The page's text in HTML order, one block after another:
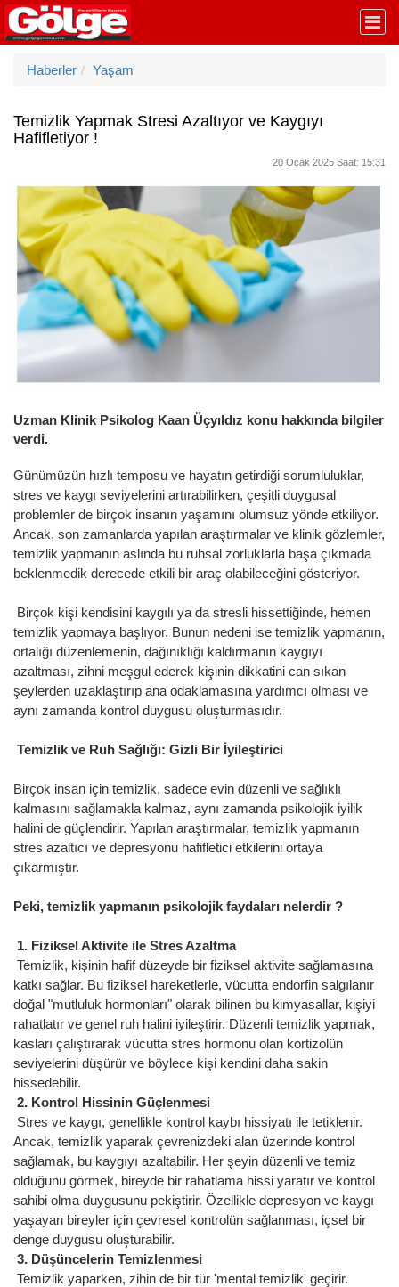
Haberler Yaşam
Temizlik Yapmak Stresi Azaltıyor ve Kaygıyı
Hafifletiyor !
20 Ocak 2025 Saat: 15:31
Uzman Klinik Psikolog Kaan Üçyıldız konu hakkında bilgiler
verdi.
Günümüzün hızlı temposu ve hayatın getirdiği sorumluluklar,
stres ve kaygı seviyelerini artırabilirken, çeşitli duygusal
problemler de birçok insanın yaşamını olumsuz yönde etkiliyor.
Ancak, son zamanlarda yapılan araştırmalar ve klinik gözlemler,
temizlik yapmanın aslında bu ruhsal zorluklarla başa çıkmada
beklenmedik derecede etkili bir araç olabileceğini gösteriyor.
Birçok kişi kendisini kaygılı ya da stresli hissettiğinde, hemen
temizlik yapmaya başlıyor. Bunun nedeni ise temizlik yapmanın,
ortalığı düzenlemenin, dağınıklığı kaldırmanın kaygıyı
azaltması, zihni meşgul ederek kişinin dikkatini can sıkan
şeylerden uzaklaştırıp ana odaklamasına yardımcı olması ve
aynı zamanda kontrol duygusu oluşturmasıdır.
Temizlik ve Ruh Sağlığı: Gizli Bir İyileştirici
Birçok insan için temizlik, sadece evin düzenli ve sağlıklı
kalmasını sağlamakla kalmaz, aynı zamanda psikolojik iyilik
halini de güçlendirir. Yapılan araştırmalar, temizlik yapmanın
stres azaltıcı ve depresyonu hafifletici etkilerini ortaya
çıkarmıştır.
Peki, temizlik yapmanın psikolojik faydaları nelerdir ?
1. Fiziksel Aktivite ile Stres Azaltma
Temizlik, kişinin hafif düzeyde bir fiziksel aktivite sağlamasına
katkı sağlar. Bu fiziksel hareketlerle, vücutta endorfin salgılanır
doğal "mutluluk hormonları" olarak bilinen bu kimyasallar, kişiyi
rahatlatır ve genel ruh halini iyileştirir. Düzenli temizlik yapmak,
kasları çalıştırarak vücutta stres hormonu olan kortizolün
seviyelerini düşürür ve böylece kişi kendini daha sakin
hissedebilir.
2. Kontrol Hissinin Güçlenmesi
Stres ve kaygı, genellikle kontrol kaybı hissiyatı ile tetiklenir.
Ancak, temizlik yaparak çevrenizdeki alan üzerinde kontrol
sağlamak, bu kaygıyı azaltabilir. Her şeyin düzenli ve temiz
olduğunu görmek, bireyde bir rahatlama hissi yaratır ve kontrol
sahibi olma duygusunu pekiştirir. Özellikle depresyon ve kaygı
yaşayan bireyler için çevresel kontrolün sağlanması, içsel bir
denge duygusu oluşturabilir.
3. Düşüncelerin Temizlenmesi
Temizlik yaparken, zihin de bir tür 'mental temizlik' geçirir.